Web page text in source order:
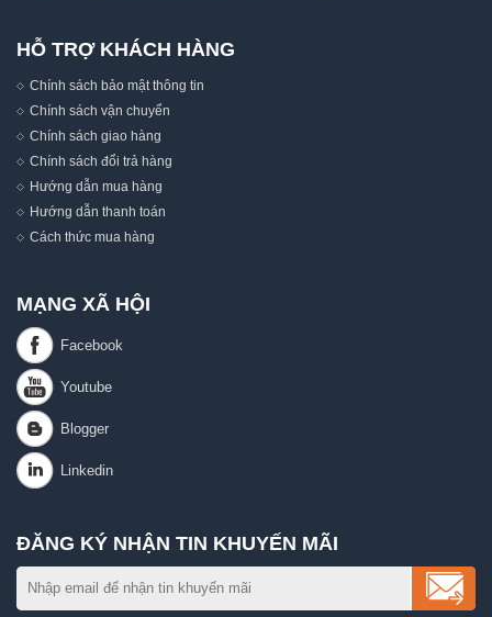
HỖ TRỢ KHÁCH HÀNG
Chính sách bảo mật thông tin
Chính sách vận chuyển
Chính sách giao hàng
Chính sách đổi trả hàng
Hướng dẫn mua hàng
Hướng dẫn thanh toán
Cách thức mua hàng
MẠNG XÃ HỘI
ĐĂNG KÝ NHẬN TIN KHUYẾN MÃI